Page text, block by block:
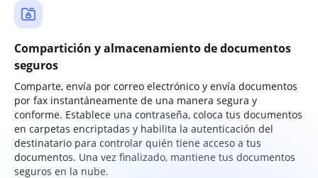
Compartición y almacenamiento de documentos
seguros
Comparte, envía por correo electrónico y envía documentos
por fax instantáneamente de una manera segura y
conforme. Establece una contraseña, coloca tus documentos
en carpetas encriptadas y habilita la autenticación del
destinatario para controlar quién tiene acceso a tus
documentos. Una vez finalizado, mantiene tus documentos
seguros en la nube.